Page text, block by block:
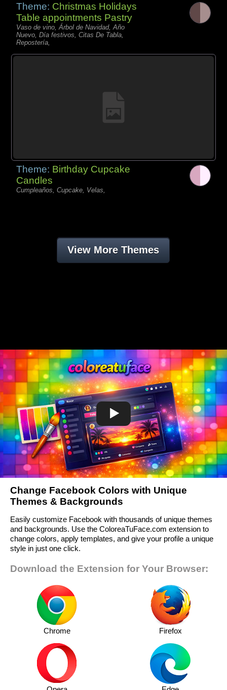
Theme: Christmas Holidays
Table appointments Pastry
Vaso de vino, Árbol de Navidad, Año
Nuevo, Día festivos, Citas De Tabla,
Repostería,
Theme: Birthday Cupcake
Candles
Cumpleaños, Cupcake, Velas,
View More Themes
Change Facebook Colors with Unique
Themes & Backgrounds
Easily customize Facebook with thousands of unique themes
and backgrounds. Use the ColoreaTuFace.com extension to
change colors, apply templates, and give your profile a unique
style in just one click.
Download the Extension for Your Browser:
Chrome Firefox